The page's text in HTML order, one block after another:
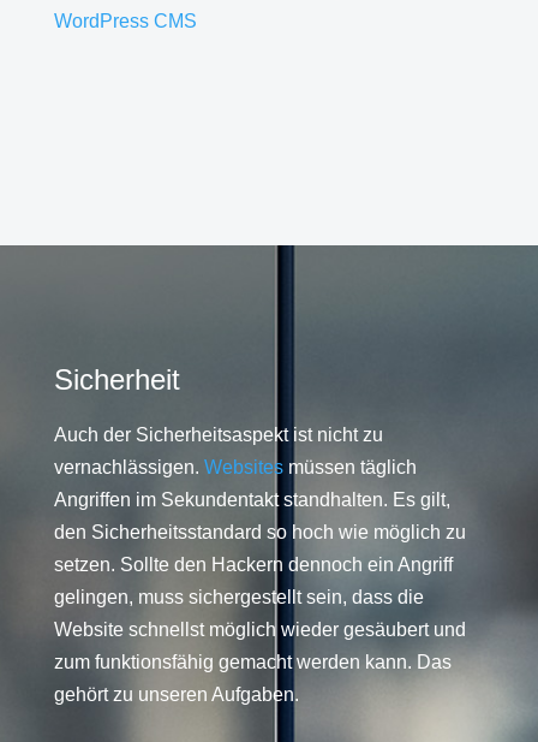
WordPress CMS
Sicherheit
Auch der Sicherheitsaspekt ist nicht zu
vernachlässigen. Websitesmüssen täglich
Angriffen im Sekundentakt standhalten. Es gilt,
den Sicherheitsstandard so hoch wie möglich zu
setzen. Sollte den Hackern dennoch ein Angriff
gelingen, muss sichergestellt sein, dass die
Website schnellst möglich wieder gesäubert und
zum funktionsfähig gemacht werden kann. Das
gehört zu unseren Aufgaben.